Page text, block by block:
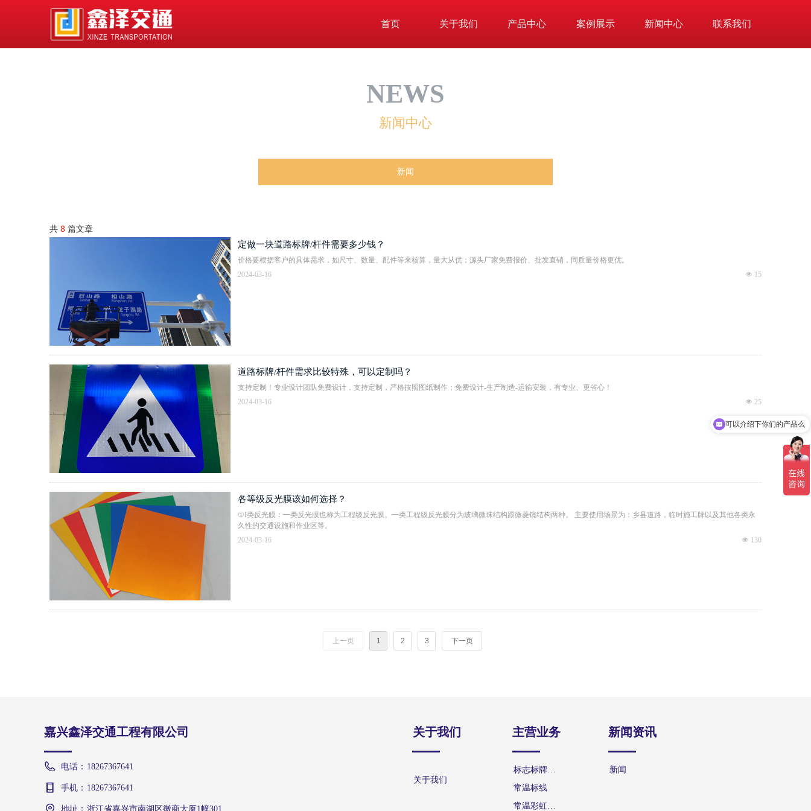
首页 关于我们 产品中心 案例展示 新闻中心 联系我们
新闻
共 8 篇文章
定做一块道路标牌/杆件需要多少钱？
价格要根据客户的具体需求，如尺寸、数量、配件等来核算，量大从优；源头厂家免费报价、批发直销，同质量价格更优。
넶 15
2024-03-16
道路标牌/杆件需求比较特殊，可以定制吗？
支持定制！专业设计团队免费设计，支持定制，严格按照图纸制作；免费设计-生产制造-运输安装，有专业、更省心！
넶 25
2024-03-16
各等级反光膜该如何选择？
①I类反光膜：一类反光膜也称为工程级反光膜。一类工程级反光膜分为玻璃微珠结构跟微菱镜结构两种。 主要使用场景为：乡县道路，临时施工牌以及其他各类永
久性的交通设施和作业区等。
넶 130
2024-03-16
上一页 1 2 3 下一页
新闻中心
NEWS
嘉兴鑫泽交通工程有限公司 关于我们 主营业务 新闻资讯
关于我们
标志标牌系列
常温标线
常温彩虹标线
新闻
电话： 18267367641
手机： 18267367641
地址： 浙江省嘉兴市南湖区徽商大厦1幢301
可以介绍下你们的产品么